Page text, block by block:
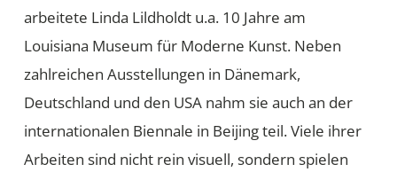
arbeitete Linda Lildholdt u.a. 10 Jahre am
Louisiana Museum für Moderne Kunst. Neben
zahlreichen Ausstellungen in Dänemark,
Deutschland und den USA nahm sie auch an der
internationalen Biennale in Beijing teil. Viele ihrer
Arbeiten sind nicht rein visuell, sondern spielen